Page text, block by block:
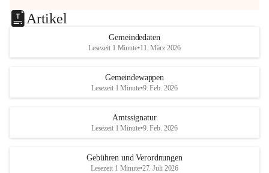
Artikel
Gemeindedaten
Lesezeit 1 Minute•11. März 2026
Gemeindewappen
Lesezeit 1 Minute•9. Feb. 2026
Amtssignatur
Lesezeit 1 Minute•9. Feb. 2026
Gebühren und Verordnungen
Lesezeit 1 Minute•27. Juli 2026